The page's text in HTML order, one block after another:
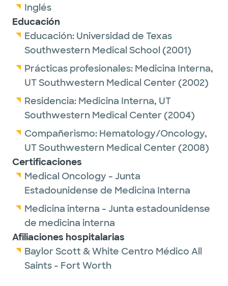
Inglés
Educación
Educación: Universidad de Texas
Southwestern Medical School (2001)
Prácticas profesionales: Medicina Interna,
UT Southwestern Medical Center (2002)
Residencia: Medicina Interna, UT
Southwestern Medical Center (2004)
Compañerismo: Hematology/Oncology,
UT Southwestern Medical Center (2008)
Certificaciones
Medical Oncology - Junta
Estadounidense de Medicina Interna
Medicina interna - Junta estadounidense
de medicina interna
Afiliaciones hospitalarias
Baylor Scott & White Centro Médico All
Saints - Fort Worth